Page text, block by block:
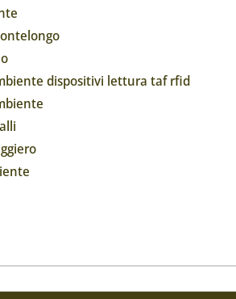
dispositivi lettura taf rfid